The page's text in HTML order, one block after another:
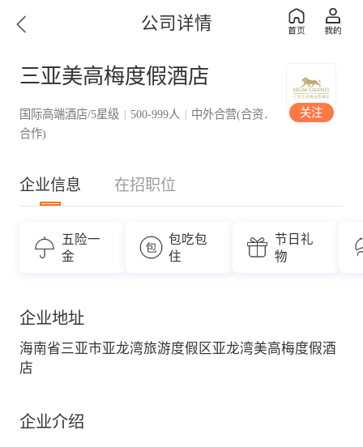
公司详情
三亚美高梅度假酒店
国际高端酒店/5星级 | 500-999人 | 中外合营(合资．
合作)
关注
企业信息 在招职位
五险一
金
包吃包
住
节日礼
物
企业地址
海南省三亚市亚龙湾旅游度假区亚龙湾美高梅度假酒
店
企业介绍